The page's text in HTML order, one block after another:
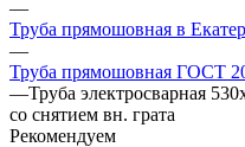
—
Труба прямошовная в
—
Труба прямошовная ГОСТ
—Труба электросварная
со снятием вн. грата
Рекомендуем